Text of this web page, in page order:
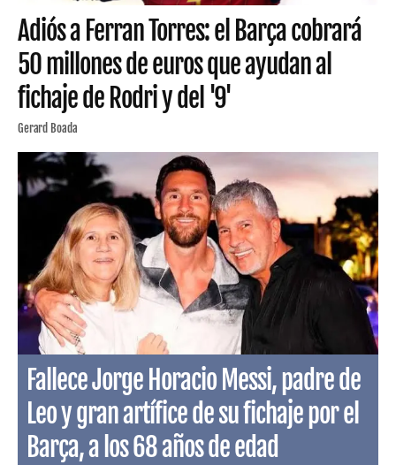
Adiós a Ferran Torres: el Barça cobrará
50 millones de euros que ayudan al
fichaje de Rodri y del '9'
Gerard Boada
Fallece Jorge Horacio Messi, padre de
Leo y gran artífice de su fichaje por el
Barça, a los 68 años de edad